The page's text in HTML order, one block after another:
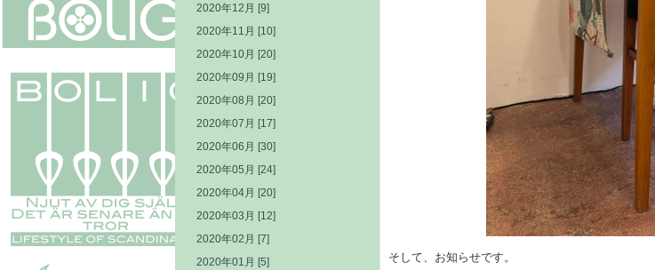
そして、お知らせです。
2020年12月 [9]
2020年11月 [10]
2020年10月 [20]
2020年09月 [19]
2020年08月 [20]
2020年07月 [17]
2020年06月 [30]
2020年05月 [24]
2020年04月 [20]
2020年03月 [12]
2020年02月 [7]
2020年01月 [5]